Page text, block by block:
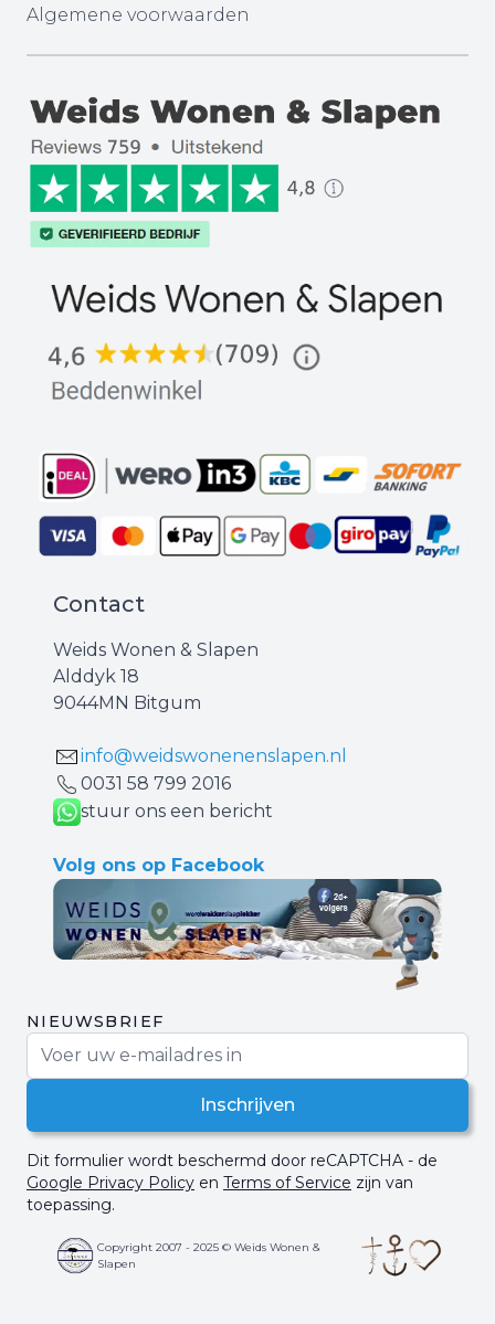
Algemene voorwaarden
Contact
Weids Wonen & Slapen
Alddyk 18
9044MN Bitgum
info@weidswonenenslapen.nl
0031 ‪58 799 2016‬
stuur ons een bericht
Volg ons op Facebook
NIEUWSBRIEF
Inschrijven
Dit formulier wordt beschermd door reCAPTCHA - de
Google Privacy Policy en Terms of Service zijn van
toepassing.
Copyright 2007 - 2025 © Weids Wonen &
Slapen